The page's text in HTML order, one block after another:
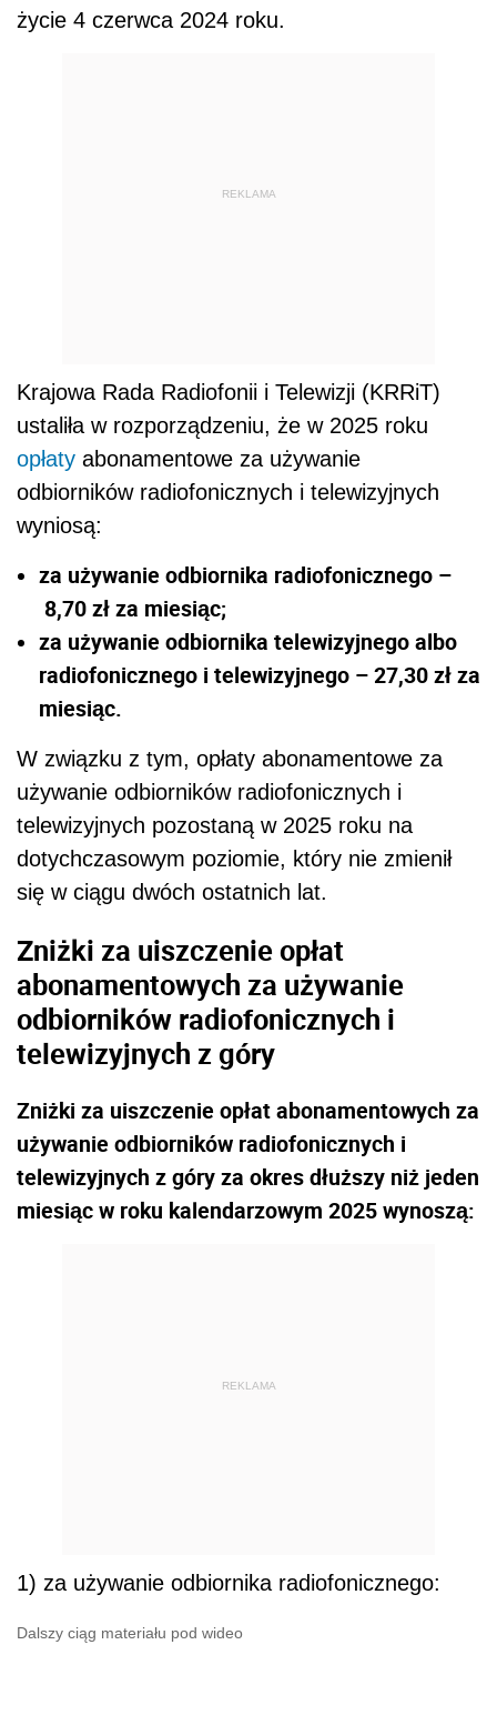
życie 4 czerwca 2024 roku.
REKLAMA
Krajowa Rada Radiofonii i Telewizji (KRRiT)
ustaliła w rozporządzeniu, że w 2025 roku
opłaty abonamentowe za używanie
odbiorników radiofonicznych i telewizyjnych
wyniosą:
za używanie odbiornika radiofonicznego –
8,70 zł za miesiąc;
za używanie odbiornika telewizyjnego albo
radiofonicznego i telewizyjnego – 27,30 zł za
miesiąc.
W związku z tym, opłaty abonamentowe za
używanie odbiorników radiofonicznych i
telewizyjnych pozostaną w 2025 roku na
dotychczasowym poziomie, który nie zmienił
się w ciągu dwóch ostatnich lat.
Zniżki za uiszczenie opłat
abonamentowych za używanie
odbiorników radiofonicznych i
telewizyjnych z góry
Zniżki za uiszczenie opłat abonamentowych za
używanie odbiorników radiofonicznych i
telewizyjnych z góry za okres dłuższy niż jeden
miesiąc w roku kalendarzowym 2025 wynoszą:
REKLAMA
1) za używanie odbiornika radiofonicznego:
Dalszy ciąg materiału pod wideo